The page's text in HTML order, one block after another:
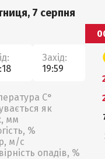
7 серпня
Захід:
19:59
С°
як
мм
%
м/с
опадів, %